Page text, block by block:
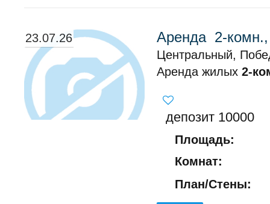
23.07.26 Аренда 2-
Центральный,
Аренда жилых 2-
депозит 10000
Площадь:
Комнат:
План/Стены: